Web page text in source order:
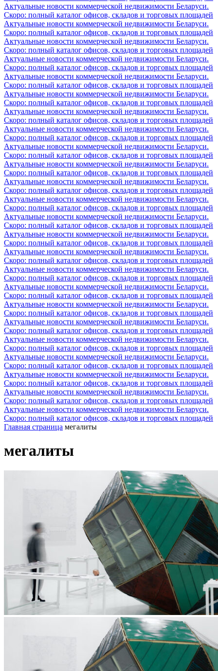
Актуальные новости коммерческой недвижимости Беларуси.
Скоро: полный каталог офисов, складов и торговых площадей
Актуальные новости коммерческой недвижимости Беларуси.
Скоро: полный каталог офисов, складов и торговых площадей
Актуальные новости коммерческой недвижимости Беларуси.
Скоро: полный каталог офисов, складов и торговых площадей
Актуальные новости коммерческой недвижимости Беларуси.
Скоро: полный каталог офисов, складов и торговых площадей
Актуальные новости коммерческой недвижимости Беларуси.
Скоро: полный каталог офисов, складов и торговых площадей
Актуальные новости коммерческой недвижимости Беларуси.
Скоро: полный каталог офисов, складов и торговых площадей
Актуальные новости коммерческой недвижимости Беларуси.
Скоро: полный каталог офисов, складов и торговых площадей
Актуальные новости коммерческой недвижимости Беларуси.
Скоро: полный каталог офисов, складов и торговых площадей
Актуальные новости коммерческой недвижимости Беларуси.
Скоро: полный каталог офисов, складов и торговых площадей
Актуальные новости коммерческой недвижимости Беларуси.
Скоро: полный каталог офисов, складов и торговых площадей
Актуальные новости коммерческой недвижимости Беларуси.
Скоро: полный каталог офисов, складов и торговых площадей
Актуальные новости коммерческой недвижимости Беларуси.
Скоро: полный каталог офисов, складов и торговых площадей
Актуальные новости коммерческой недвижимости Беларуси.
Скоро: полный каталог офисов, складов и торговых площадей
Актуальные новости коммерческой недвижимости Беларуси.
Скоро: полный каталог офисов, складов и торговых площадей
Актуальные новости коммерческой недвижимости Беларуси.
Скоро: полный каталог офисов, складов и торговых площадей
Актуальные новости коммерческой недвижимости Беларуси.
Скоро: полный каталог офисов, складов и торговых площадей
Актуальные новости коммерческой недвижимости Беларуси.
Скоро: полный каталог офисов, складов и торговых площадей
Актуальные новости коммерческой недвижимости Беларуси.
Скоро: полный каталог офисов, складов и торговых площадей
Актуальные новости коммерческой недвижимости Беларуси.
Скоро: полный каталог офисов, складов и торговых площадей
Актуальные новости коммерческой недвижимости Беларуси.
Скоро: полный каталог офисов, складов и торговых площадей
Актуальные новости коммерческой недвижимости Беларуси.
Скоро: полный каталог офисов, складов и торговых площадей
Актуальные новости коммерческой недвижимости Беларуси.
Скоро: полный каталог офисов, складов и торговых площадей
Актуальные новости коммерческой недвижимости Беларуси.
Скоро: полный каталог офисов, складов и торговых площадей
Актуальные новости коммерческой недвижимости Беларуси.
Скоро: полный каталог офисов, складов и торговых площадей
Главная страница мегалиты
мегалиты